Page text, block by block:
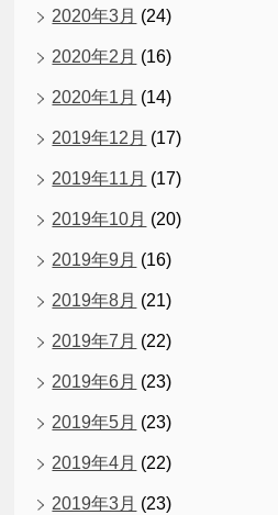
2020年3月 (24)
2020年2月 (16)
2020年1月 (14)
2019年12月 (17)
2019年11月 (17)
2019年10月 (20)
2019年9月 (16)
2019年8月 (21)
2019年7月 (22)
2019年6月 (23)
2019年5月 (23)
2019年4月 (22)
2019年3月 (23)